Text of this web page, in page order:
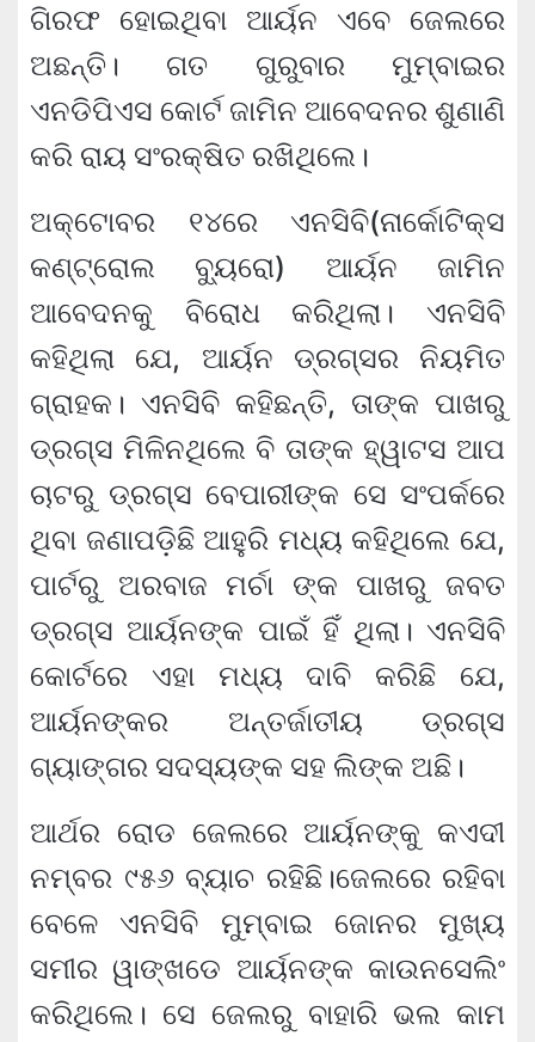
ଗିରଫ ହୋଇଥିବା ଆର୍ୟନ ଏବେ ଜେଲରେ
ଅଛନ୍ତି। ଗତ ଗୁରୁବାର ମୁମ୍ବାଇର
ଏନଡିପିଏସ କୋର୍ଟ ଜାମିନ ଆବେଦନର ଶୁଣାଣି
କରି ରାୟ ସଂରକ୍ଷିତ ରଖିଥିଲେ।
ଅକ୍ଟୋବର ୧୪ରେ ଏନସିବି(ନାର୍କୋଟିକ୍ସ
କଣ୍ଟ୍ରୋଲ ବ୍ୟୁରୋ) ଆର୍ୟନ ଜାମିନ
ଆବେଦନକୁ ବିରୋଧ କରିଥିଲା। ଏନସିବି
କହିଥିଲା ଯେ, ଆର୍ୟନ ଡ୍ରଗ୍ସର ନିୟମିତ
ଗ୍ରାହକ। ଏନସିବି କହିଛନ୍ତି, ତାଙ୍କ ପାଖରୁ
ଡ୍ରଗ୍ସ ମିଳିନଥିଲେ ବି ତାଙ୍କ ହ୍ୱାଟସ ଆପ
ଚାଟରୁ ଡ୍ରଗ୍ସ ବେପାରୀଙ୍କ ସେ ସଂପର୍କରେ
ଥିବା ଜଣାପଡ଼ିଛି ଆହୁରି ମଧ୍ୟ କହିଥିଲେ ଯେ,
ପାର୍ଟରୁ ଅରବାଜ ମର୍ଚା ଙ୍କ ପାଖରୁ ଜବତ
ଡ୍ରଗ୍ସ ଆର୍ୟନଙ୍କ ପାଇଁ ହିଁ ଥିଲା। ଏନସିବି
କୋର୍ଟରେ ଏହା ମଧ୍ୟ ଦାବି କରିଛି ଯେ,
ଆର୍ୟନଙ୍କର ଅନ୍ତର୍ଜାତୀୟ ଡ୍ରଗ୍ସ
ଗ୍ୟାଙ୍ଗର ସଦସ୍ୟଙ୍କ ସହ ଲିଙ୍କ ଅଛି।
ଆର୍ଥର ରୋଡ ଜେଲରେ ଆର୍ୟନଙ୍କୁ କଏଦୀ
ନମ୍ବର ୯୫୬ ବ୍ୟାଚ ରହିଛି।ଜେଲରେ ରହିବା
ବେଳେ ଏନସିବି ମୁମ୍ବାଇ ଜୋନର ମୁଖ୍ୟ
ସମୀର ୱାଙ୍ଖଡେ ଆର୍ୟନଙ୍କ କାଉନସେଲିଂ
କରିଥିଲେ। ସେ ଜେଲରୁ ବାହାରି ଭଲ କାମ